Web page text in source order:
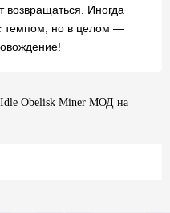
возвращаться. Иногда
темпом, но в целом —
Obelisk Miner МОД на